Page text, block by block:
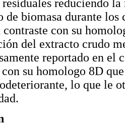
residuales reduciendo
de biomasa durante
contraste con su
del extracto crudo
reportado en
su homologo 8D
lo que le